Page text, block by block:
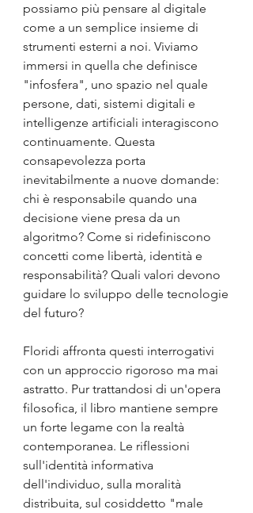
possiamo più pensare al digitale
come a un semplice insieme di
strumenti esterni a noi. Viviamo
immersi in quella che definisce
"infosfera", uno spazio nel quale
persone, dati, sistemi digitali e
intelligenze artificiali interagiscono
continuamente. Questa
consapevolezza porta
inevitabilmente a nuove domande:
chi è responsabile quando una
decisione viene presa da un
algoritmo? Come si ridefiniscono
concetti come libertà, identità e
responsabilità? Quali valori devono
guidare lo sviluppo delle tecnologie
del futuro?
Floridi affronta questi interrogativi
con un approccio rigoroso ma mai
astratto. Pur trattandosi di un'opera
filosofica, il libro mantiene sempre
un forte legame con la realtà
contemporanea. Le riflessioni
sull'identità informativa
dell'individuo, sulla moralità
distribuita, sul cosiddetto "male